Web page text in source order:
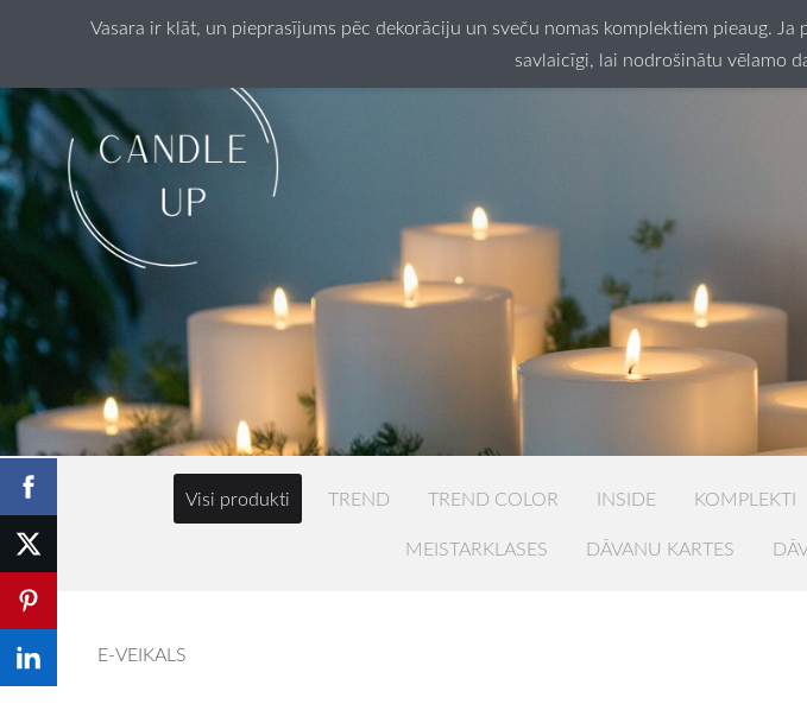
Vasara ir klāt, un pieprasījums pēc dekorāciju un sveču nomas komplektiem pieaug.
savlaicīgi, lai nodrošinātu vēlamo
Visi produkti TREND TREND COLOR INSIDE KOMPLEKTI
MEISTARKLASES
DĀVANU KARTES
E-VEIKALS